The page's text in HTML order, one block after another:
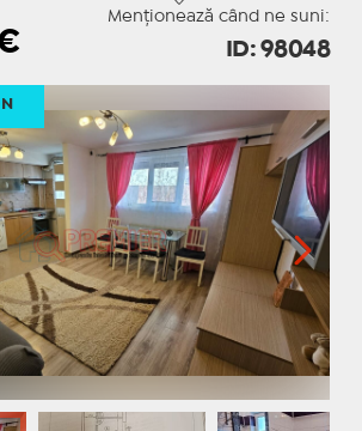
Menționează când ne suni:
ID: 98048